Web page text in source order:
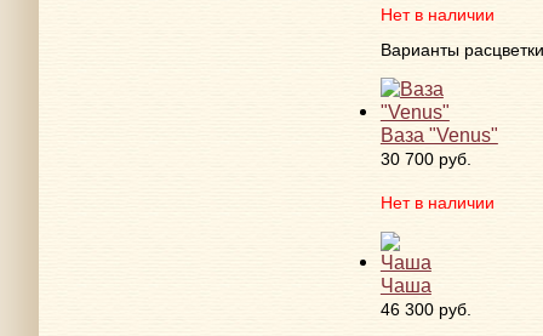
Нет в наличии
Варианты расцветки
Ваза "Venus"
30 700 руб.
Нет в наличии
Чаша
46 300 руб.